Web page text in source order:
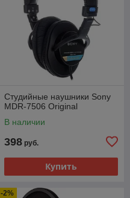
Студийные наушники Sony
MDR-7506 Original
В наличии
398 руб.
Купить
-2%